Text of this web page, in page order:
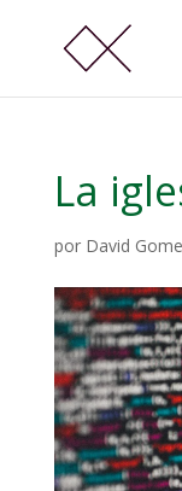
La
por David